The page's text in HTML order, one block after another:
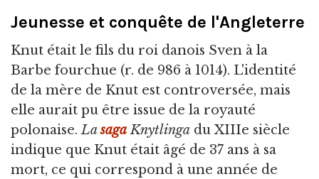
Jeunesse et conquête de l'Angleterre
Knut était le fils du roi danois Sven à la
Barbe fourchue (r. de 986 à 1014). L'identité
de la mère de Knut est controversée, mais
elle aurait pu être issue de la royauté
polonaise.LasagaKnytlinga du XIIIe siècle
indique que Knut était âgé de 37 ans à sa
mort, ce qui correspond à une année de